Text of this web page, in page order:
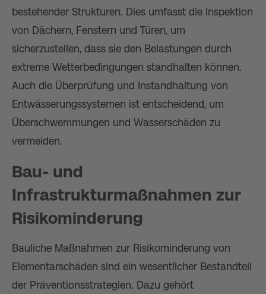
bestehender Strukturen. Dies umfasst die Inspektion
von Dächern, Fenstern und Türen, um
sicherzustellen, dass sie den Belastungen durch
extreme Wetterbedingungen standhalten können.
Auch die Überprüfung und Instandhaltung von
Entwässerungssystemen ist entscheidend, um
Überschwemmungen und Wasserschäden zu
vermeiden.
Bau- und
Infrastrukturmaßnahmen zur
Risikominderung
Bauliche Maßnahmen zur Risikominderung von
Elementarschäden sind ein wesentlicher Bestandteil
der Präventionsstrategien. Dazu gehört